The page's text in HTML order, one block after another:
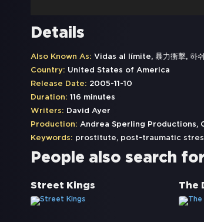
Details
Also Known As: Vidas al límite, 暴力衝擊, 하
Country: United States of America
Release Date: 2005-11-10
Duration: 116 minutes
Writers: David Ayer
Production: Andrea Sperling Productions,
Keywords: prostitute, post-traumatic
People also search
Street Kings The